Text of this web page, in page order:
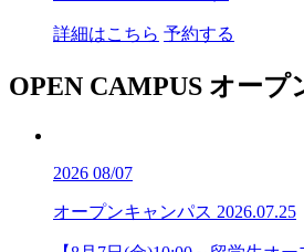
詳細はこちら 予約する
OPEN CAMPUS オープ
2026 08/07
オープンキャンパス 2026.07.25